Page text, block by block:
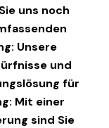
uns noch
Unsere
und
für
Mit einer
sind Sie